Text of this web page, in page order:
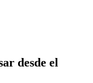
desde el